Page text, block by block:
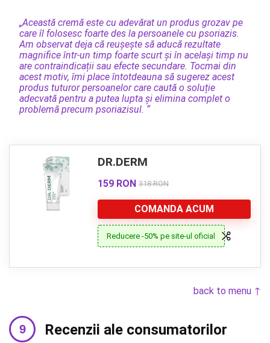
„Această cremă este cu adevărat un produs grozav pe
care îl folosesc foarte des la persoanele cu psoriazis.
Am observat deja că reușește să aducă rezultate
magnifice într-un timp foarte scurt și în același timp nu
are contraindicații sau efecte secundare. Tocmai din
acest motiv, îmi place întotdeauna să sugerez acest
produs tuturor persoanelor care caută o soluție
adecvată pentru a putea lupta și elimina complet o
problemă precum psoriazisul. “
DR.DERM
159 RON 318 RON
COMANDA ACUM
Reducere -50% pe site-ul oficial
back to menu ↑
Recenzii ale consumatorilor